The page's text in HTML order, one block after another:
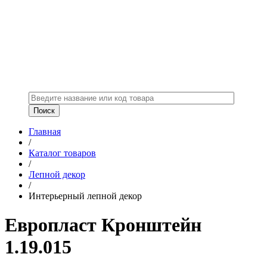
Главная
/
Каталог товаров
/
Лепной декор
/
Интерьерный лепной декор
Европласт Кронштейн
1.19.015